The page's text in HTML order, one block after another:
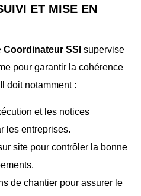
ET MISE EN
Coordinateur SSI supervise
pour garantir la cohérence
doit notamment :
et les notices
les entreprises.
site pour contrôler la bonne
de chantier pour assurer le